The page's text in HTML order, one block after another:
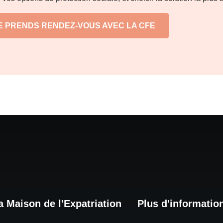
PRENDS RENDEZ-VOUS AVEC LA CFE
Maison de l'Expatriation Plus